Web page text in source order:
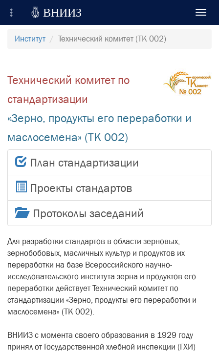
Всероссийский Научно-Исследовательский
Вход на сайт
 ВНИИЗ
Институт Технический комитет (ТК 002)
Технический комитет по
стандартизации
«Зерно, продукты его переработки и
маслосемена» (ТК 002)
План стандартизации
Проекты стандартов
Протоколы заседаний
Для разработки стандартов в области зерновых,
зернобобовых, масличных культур и продуктов их
переработки на базе Всероссийского научно-
исследовательского института зерна и продуктов его
переработки действует Технический комитет по
стандартизации «Зерно, продукты его переработки и
маслосемена» (ТК 002).
ВНИИЗ с момента своего образования в 1929 году
принял от Государственной хлебной инспекции (ГХИ)